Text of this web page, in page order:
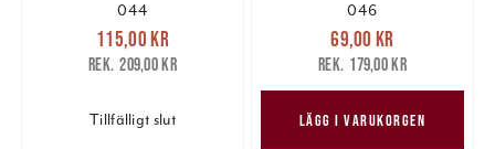
044
Nuvarande pris
115,00 krTidigare pris
209,00 kr
115,00 kr
209,00 kr
Tillfälligt slut
046
Nuvarande pris
69,00 krTidigare pris
179,00 kr
69,00 kr
179,00 kr
LÄGG I VARUKORGEN